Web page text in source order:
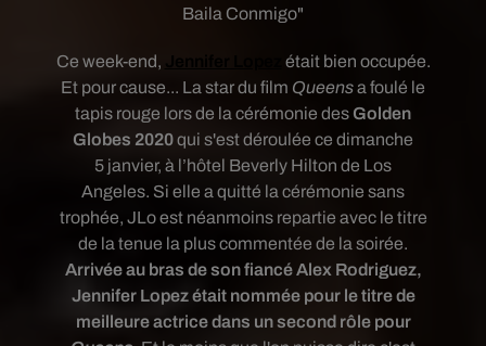
Baila Conmigo"
Ce week-end,
était bien occupée.
Et pour cause... La star du film Queensa foulé le
tapis rouge lors de la cérémonie des Golden
Globes 2020qui s'est déroulée ce dimanche
5 janvier, à l’hôtel Beverly Hilton de Los
Angeles. Si elle a quitté la cérémonie sans
trophée, JLo est néanmoins repartie avec le titre
de la tenue la plus commentée de la soirée.
Arrivée au bras de son fiancé Alex Rodriguez,
Jennifer Lopez était nommée pour le titre de
meilleure actrice dans un second rôle pour